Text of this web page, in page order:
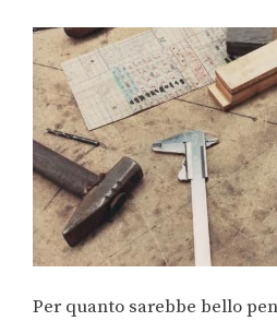
Per quanto sarebbe bello